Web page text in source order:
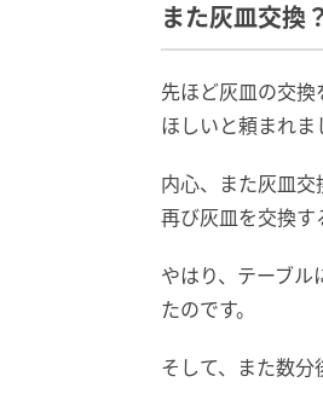
また灰皿交換
先ほど灰皿の交
ほしいと頼まれま
内心、また灰皿
再び灰皿を交換す
やはり、テーブ
たのです。
そして、また数分